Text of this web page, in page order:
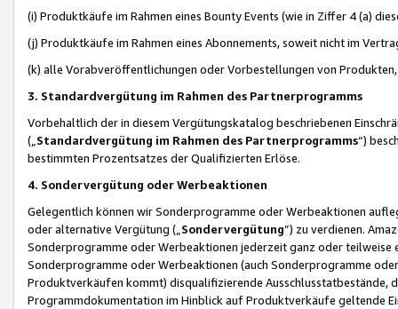
(i) Produktkäufe im Rahmen eines Bounty Events (wie in Ziffer 4 (a)
(j) Produktkäufe im Rahmen eines Abonnements, soweit nicht im
(k) alle Vorabveröffentlichungen oder Vorbestellungen von
3. Standardvergütung im Rahmen des Partnerprogramms
Vorbehaltlich der in diesem Vergütungskatalog beschriebenen
(„ Standardvergütung im Rahmen des Partnerprogramms“)
bestimmten Prozentsatzes der Qualifizierten Erlöse.
4. Sondervergütung oder Werbeaktionen
Gelegentlich können wir Sonderprogramme oder Werbeaktionen
oder alternative Vergütung („ Sondervergütung”) zu verdienen.
Sonderprogramme oder Werbeaktionen jederzeit ganz oder
Sonderprogramme oder Werbeaktionen (auch Sonderprogramme
Produktverkäufen kommt) disqualifizierende Ausschlusstatbestände,
Programmdokumentation im Hinblick auf Produktverkäufe geltende